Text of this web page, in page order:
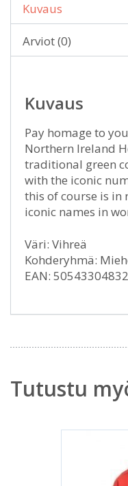
Kuvaus
Arviot (0)
Kuvaus
Pay homage to
Northern Ireland
traditional green
with the iconic
this of course is in
iconic names in
Väri: Vihreä
Kohderyhmä:
EAN:
Tutustu